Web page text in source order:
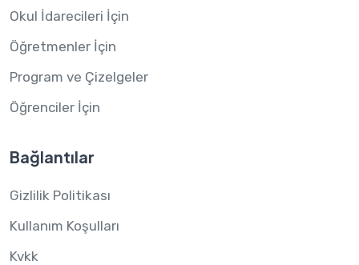
Okul İdarecileri İçin
Öğretmenler İçin
Program ve Çizelgeler
Öğrenciler İçin
Bağlantılar
Gizlilik Politikası
Kullanım Koşulları
Kvkk